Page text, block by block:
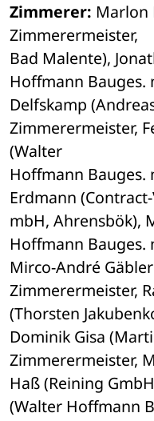
Zimmerer: Marlon
Zimmerermeister,
Bad Malente),
Hoffmann Bauges.
Delfskamp
Zimmerermeister,
(Walter
Hoffmann Bauges.
Erdmann
mbH, Ahrensbök),
Hoffmann Bauges.
Mirco-André
Zimmerermeister,
(Thorsten
Dominik Gisa
Zimmerermeister,
Haß (Reining
(Walter Hoffmann